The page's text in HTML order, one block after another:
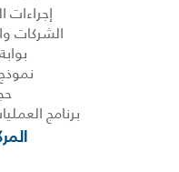
الشركات
برنامج